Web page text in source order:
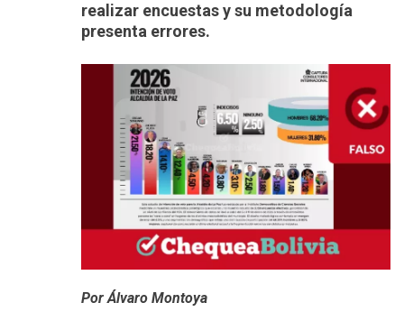
realizar encuestas y su metodología
presenta errores.
Por Álvaro Montoya